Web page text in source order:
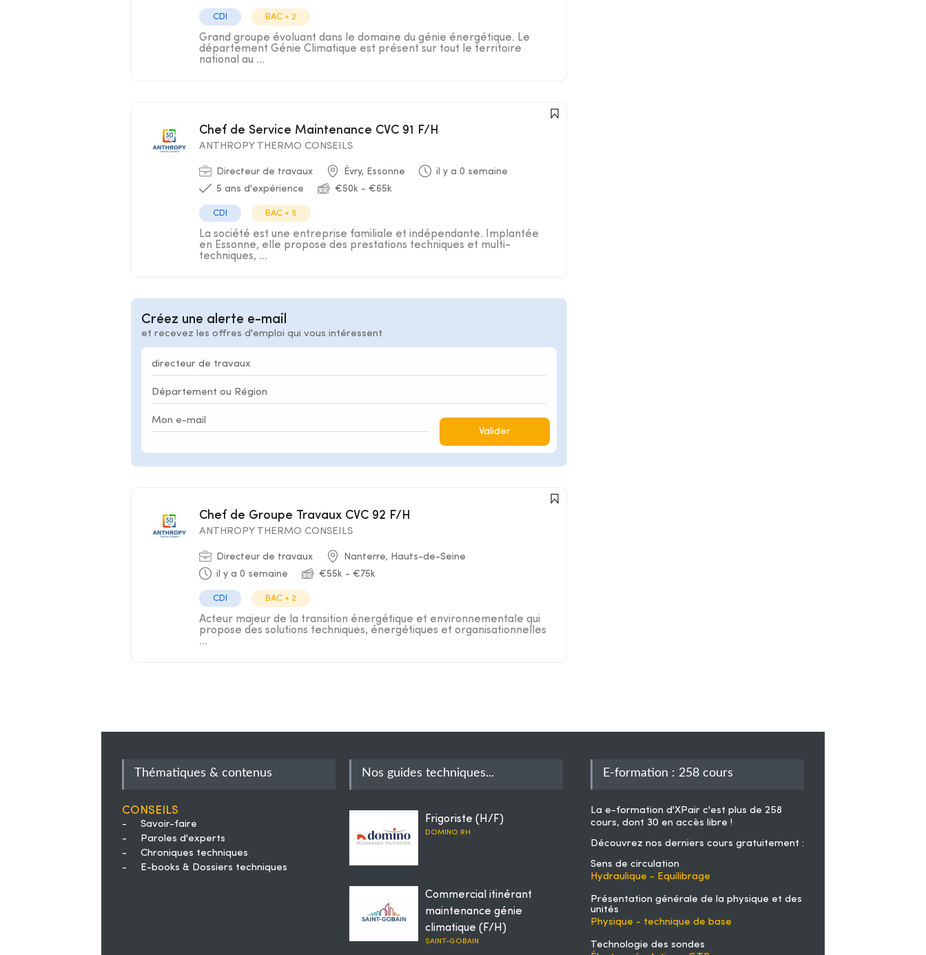
CDI BAC + 2
Grand groupe évoluant dans le domaine du génie énergétique. Le
département Génie Climatique est présent sur tout le territoire
national au ...
Chef de Service Maintenance CVC 91 F/H
ANTHROPY THERMO CONSEILS
Directeur de travaux Évry, Essonne
il y a 0 semaine
5 ans d'expérience
€50k - €65k
CDI BAC + 5
La société est une entreprise familiale et indépendante. Implantée
en Essonne, elle propose des prestations techniques et multi-
techniques, ...
Créez une alerte e-mail
et recevez les offres d'emploi qui vous intéressent
Valider
Chef de Groupe Travaux CVC 92 F/H
ANTHROPY THERMO CONSEILS
Directeur de travaux
Nanterre, Hauts-de-Seine
il y a 0 semaine
€55k - €75k
CDI BAC + 2
Acteur majeur de la transition énergétique et environnementale qui
propose des solutions techniques, énergétiques et organisationnelles
...
Thématiques & contenus
Conseils
-
Savoir-faire
-
Paroles d'experts
-
Chroniques techniques
-
E-books & Dossiers techniques
Nos guides techniques...
Frigoriste (H/F)
DOMINO RH
Commercial itinérant
maintenance génie
climatique (F/H)
SAINT-GOBAIN
E-formation : 258 cours
La e-formation d'XPair c'est plus de 258
cours, dont 30 en accès libre !
Découvrez nos derniers cours gratuitement :
Sens de circulation
Hydraulique - Equilibrage
Présentation générale de la physique et des
unités
Physique - technique de base
Technologie des sondes